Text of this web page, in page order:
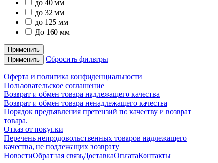
до 40 мм
до 32 мм
до 125 мм
До 160 мм
Применить
Применить
Сбросить фильтры
Оферта и политика конфиденциальности
Пользовательское соглашение
Возврат и обмен товара надлежащего качества
Возврат и обмен товара ненадлежащего качества
Порядок предъявления претензий по качеству и возврат
товара.
Отказ от покупки
Перечень непродовольственных товаров надлежащего
качества, не подлежащих возврату
НовостиОбратная связьДоставкаОплатаКонтакты